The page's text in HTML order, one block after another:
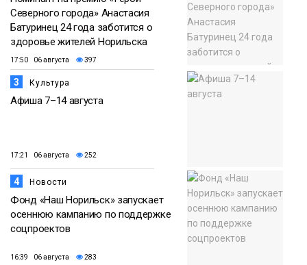
Северного города» Анастасия
Батуринец 24 года заботится о
здоровье жителей Норильска
17:50 06 августа 397
3 Культура
Афиша 7–14 августа
17:21 06 августа 252
4 Новости
Фонд «Наш Норильск» запускает
осеннюю кампанию по поддержке
соцпроектов
16:39 06 августа 283